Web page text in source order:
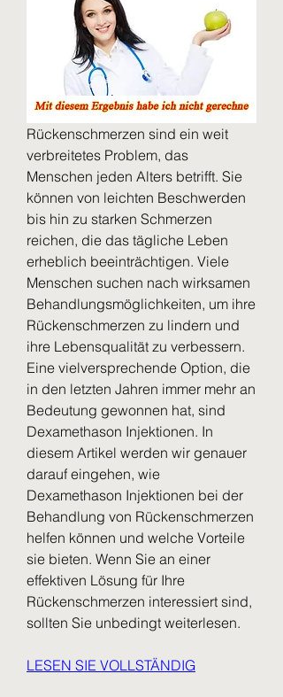
Rückenschmerzen sind ein weit
verbreitetes Problem, das
Menschen jeden Alters betrifft. Sie
können von leichten Beschwerden
bis hin zu starken Schmerzen
reichen, die das tägliche Leben
erheblich beeinträchtigen. Viele
Menschen suchen nach wirksamen
Behandlungsmöglichkeiten, um ihre
Rückenschmerzen zu lindern und
ihre Lebensqualität zu verbessern.
Eine vielversprechende Option, die
in den letzten Jahren immer mehr an
Bedeutung gewonnen hat, sind
Dexamethason Injektionen. In
diesem Artikel werden wir genauer
darauf eingehen, wie
Dexamethason Injektionen bei der
Behandlung von Rückenschmerzen
helfen können und welche Vorteile
sie bieten. Wenn Sie an einer
effektiven Lösung für Ihre
Rückenschmerzen interessiert sind,
sollten Sie unbedingt weiterlesen.
LESEN SIE VOLLSTÄNDIG